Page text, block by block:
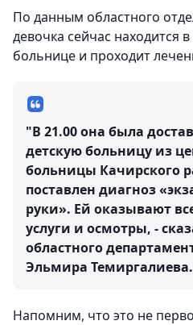
По данным областного
девочка сейчас находится
больнице и проходит
"В 21.00 она была
детскую больницу из
больницы Качирского
поставлен диагноз
руки». Ей оказывают
услуги и осмотры, -
областного
Эльмира Темиргалиева.
Напомним, что это не